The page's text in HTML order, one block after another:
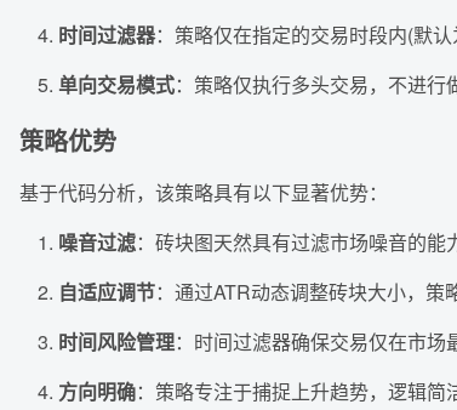
时间过滤器：策略仅在指定的交易时段内(默
单向交易模式：策略仅执行多头交易，不进行
策略优势
基于代码分析，该策略具有以下显著优势：
噪音过滤：砖块图天然具有过滤市场噪音的
自适应调节：通过ATR动态调整砖块大小，策
时间风险管理：时间过滤器确保交易仅在市场
方向明确：策略专注于捕捉上升趋势，逻辑简